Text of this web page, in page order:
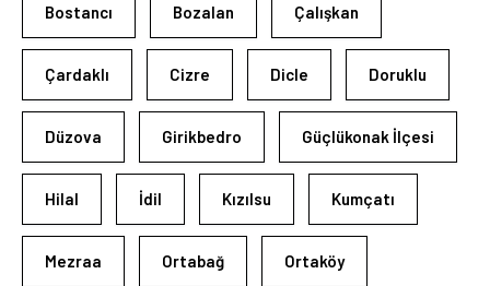
Bostancı Bozalan Çalışkan
Çardaklı Cizre Dicle Doruklu
Düzova Girikbedro Güçlükonak İlçesi
Hilal İdil Kızılsu Kumçatı
Mezraa Ortabağ Ortaköy